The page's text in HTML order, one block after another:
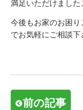
満足いただけました
今後もお家のお困り
でお気軽にご相談下
前の記事